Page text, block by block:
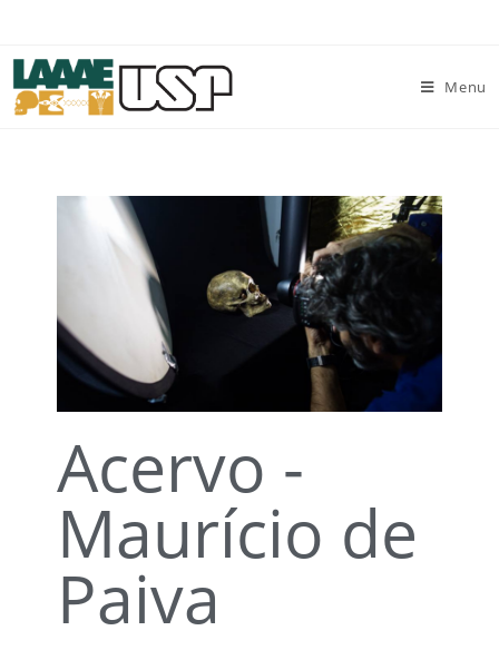
Menu
Acervo -
Maurício de
Paiva